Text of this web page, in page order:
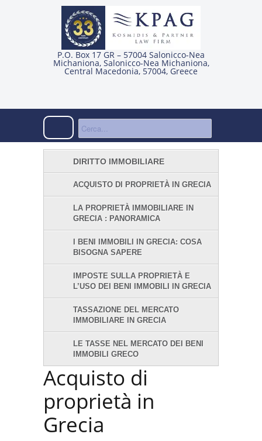
P.O. Box 17 GR – 57004 Salonicco-Nea
Michaniona, Salonicco-Nea Michaniona,
Central Macedonia, 57004, Greece
DIRITTO IMMOBILIARE
ACQUISTO DI PROPRIETÀ IN GRECIA
LA PROPRIETÀ IMMOBILIARE IN
GRECIA : PANORAMICA
I BENI IMMOBILI IN GRECIA: COSA
BISOGNA SAPERE
IMPOSTE SULLA PROPRIETÀ E
L’USO DEI BENI IMMOBILI IN GRECIA
TASSAZIONE DEL MERCATO
IMMOBILIARE IN GRECIA
LE TASSE NEL MERCATO DEI BENI
IMMOBILI GRECO
Acquisto di
proprietà in
Grecia